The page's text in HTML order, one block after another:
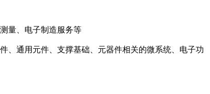
量、电子制造服务等
通用元件、支撑基础、元器件相关的微系统、电子功